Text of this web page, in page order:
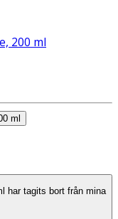
200 ml
ml
har tagits bort från mina